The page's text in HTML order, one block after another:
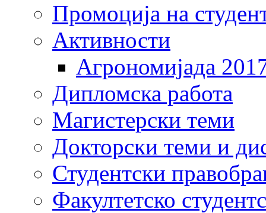
Промоција на
Активности
Агрономијада
Дипломска работа
Магистерски теми
Докторски теми и
Студентски
Факултетско